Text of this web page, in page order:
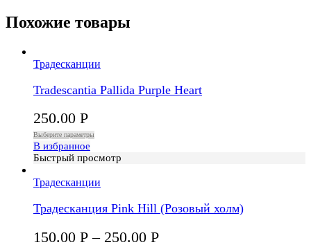
Похожие товары
Традесканции
Tradescantia Pallida Purple Heart
250.00 Р
Выберите параметры
В избранное
Быстрый просмотр
Традесканции
Традесканция Pink Hill (Розовый холм)
150.00 Р – 250.00 Р